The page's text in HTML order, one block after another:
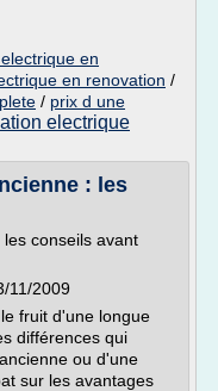
en
en renovation /
/ prix d une
electrique
: les
conseils avant
11/2009
fruit d'une longue
différences qui
ou d'une
sur les avantages